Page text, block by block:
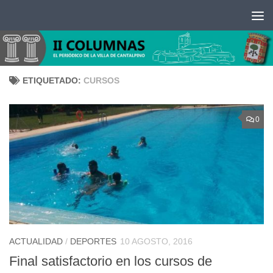
ETIQUETADO: CURSOS
0
ACTUALIDAD / DEPORTES 10 AGOSTO, 2016
Final satisfactorio en los cursos de